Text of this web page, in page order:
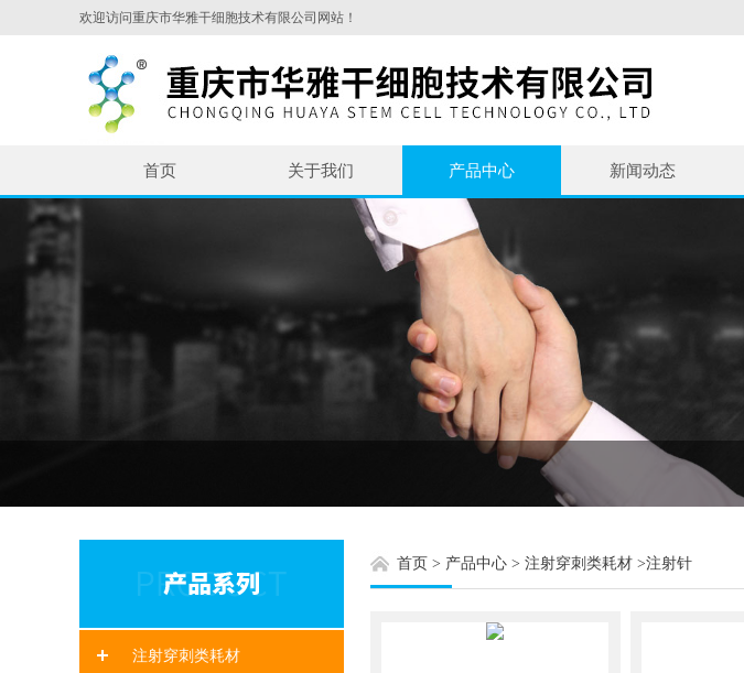
欢迎访问重庆市华雅干细胞技术有限公司网站！
首页 关于我们 产品中心 新闻动态
注射穿刺类耗材
首页 > 产品中心 > 注射穿刺类耗材 >注射针